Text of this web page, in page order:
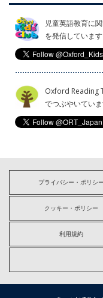
児童英語教育に
を発信しています
Oxford Reading
でつぶやいていま
プライバシー・ポリシー
クッキー・ポリシー
利用規約